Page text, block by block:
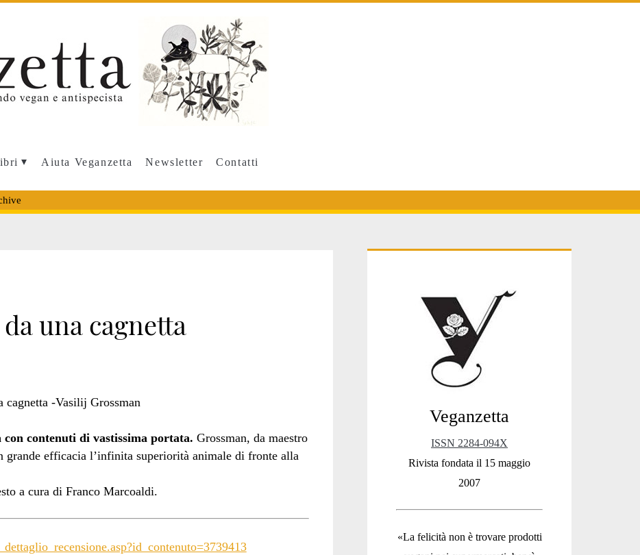
Aiuta Veganzetta Newsletter Contatti
una cagnetta
contenuti di vastissima portata. Grossman, da maestro
grande efficacia l’infinita superiorità animale di fronte alla
a cura di Franco Marcoaldi.
Sidebar
Veganzetta
ISSN 2284-094X
Rivista fondata il 15 maggio
2007
«La felicità non è trovare prodotti